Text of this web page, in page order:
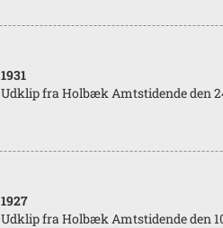
1931
Udklip fra Holbæk Amtstidende den
1927
Udklip fra Holbæk Amtstidende den